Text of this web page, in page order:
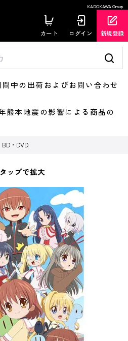
KADOKAWA Group
カート ログイン 新規登録
の出荷およびお問い合わせ
本地震の影響による商品の
BD・DVD
ップで拡大